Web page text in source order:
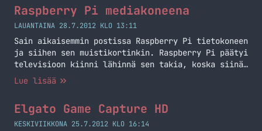
sai ostettua 10 eurolle lauantaille junalippuja,
hintaa reissulle ei tullut sii paljoa. Lauantaina
porukkaa oli ihan… Jatka lukemista Digiexpoilla
Raspberry Pi mediakoneena
LAUANTAINA 28.7.2012 KLO 13:11
Sain aikaisemmin postissa Raspberry Pi tietokoneen
ja siihen sen muistikortinkin. Raspberry Pi päätyi
televisioon kiinni lähinnä sen takia, koska siinä
on HDMI-liitäntä suoraan ja siitä se ajatus sitten
ongelmia. Tietty hieman hidashan tuo on verrattuna
muihin koneisiin, mutta Raspberry Pi:n tehoja kun
Lue lisää
Elgato Game Capture HD
KESKIVIIKKONA 25.7.2012 KLO 16:14